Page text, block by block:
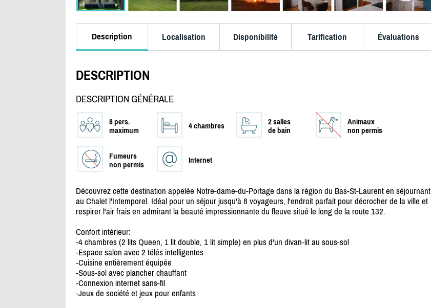
Description Localisation Disponibilité Tarification Évaluations
DESCRIPTION
DESCRIPTION GÉNÉRALE
8 pers.
maximum
4 chambres
2 salles
de bain
Animaux
non permis
Fumeurs
non permis
Internet
Découvrez cette destination appelée Notre-dame-du-Portage dans la région du Bas-St-Laurent en séjournant
au Chalet l'Intemporel. Idéal pour un séjour jusqu'à 8 voyageurs, l'endroit parfait pour décrocher de la ville et
respirer l'air frais en admirant la beauté impressionnante du fleuve situé le long de la route 132.
Confort intérieur:
-4 chambres (2 lits Queen, 1 lit double, 1 lit simple) en plus d'un divan-lit au sous-sol
-Espace salon avec 2 télés intelligentes
-Cuisine entièrement équipée
-Sous-sol avec plancher chauffant
-Connexion internet sans-fil
-Jeux de société et jeux pour enfants